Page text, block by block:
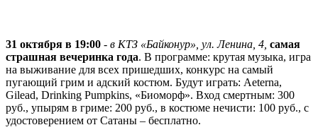
31 октября в 19:00 - в КТЗ «Байконур», ул. Ленина, 4, самая
страшная вечеринка года. В программе: крутая музыка, игра
на выживание для всех пришедших, конкурс на самый
пугающий грим и адский костюм. Будут играть: Aeterna,
Gilead, Drinking Pumpkins, «Биоморф». Вход смертным: 300
руб., упырям в гриме: 200 руб., в костюме нечисти: 100 руб., с
удостоверением от Сатаны – бесплатно.